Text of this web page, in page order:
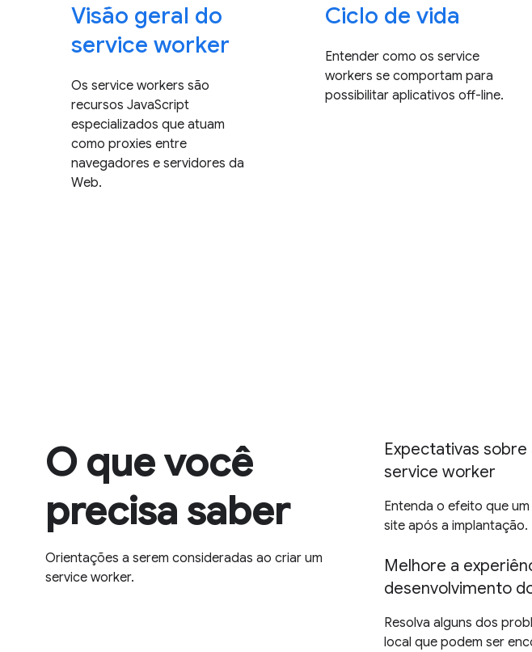
Visão geral do
service worker
Os service workers são
recursos JavaScript
especializados que atuam
como proxies entre
navegadores e servidores da
Web.
Ciclo de vida
Entender como os service
workers se comportam para
possibilitar aplicativos off-line.
O que você
precisa saber
Orientações a serem consideradas ao criar um
service worker.
Expectativas
service worker
Entenda o efeito que
site após a implantação.
Melhore a
desenvolvimento
Resolva alguns dos
local que podem ser